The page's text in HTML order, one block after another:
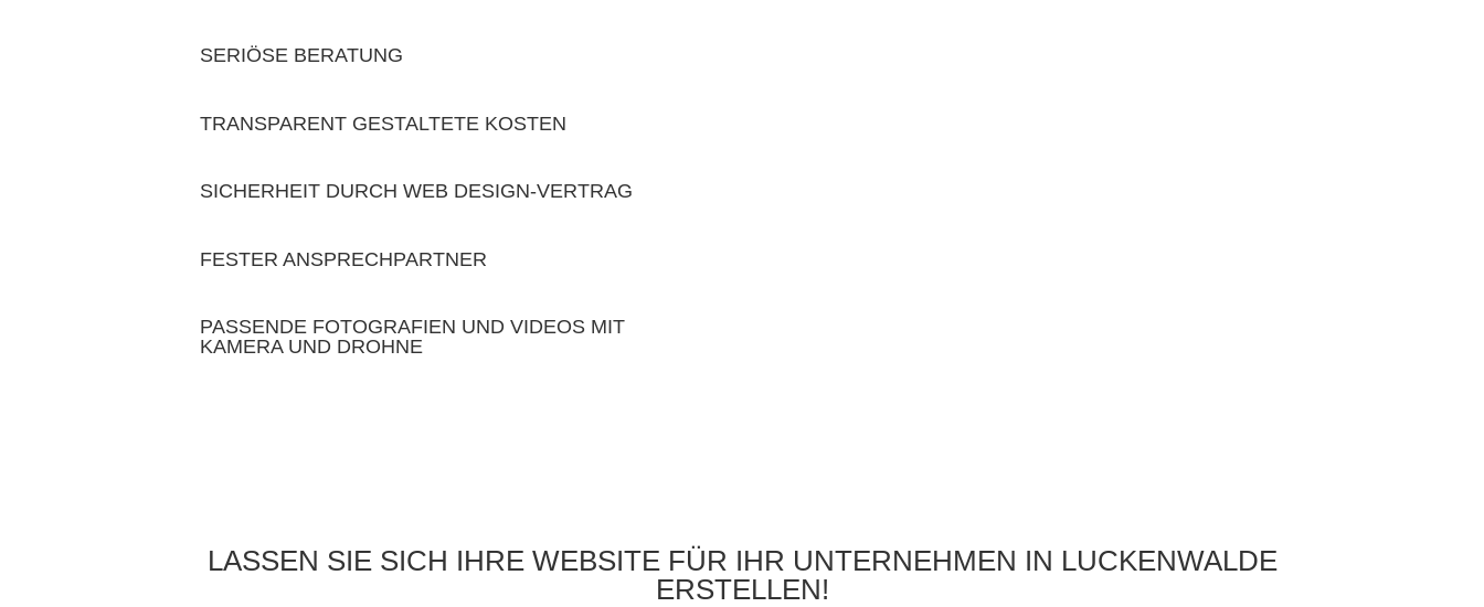
SERIÖSE BERATUNG
TRANSPARENT GESTALTETE KOSTEN
SICHERHEIT DURCH WEB DESIGN-VERTRAG
FESTER ANSPRECHPARTNER
PASSENDE FOTOGRAFIEN UND VIDEOS MIT
KAMERA UND DROHNE
LASSEN SIE SICH IHRE WEBSITE FÜR IHR UNTERNEHMEN IN LUCKENWALDE
ERSTELLEN!